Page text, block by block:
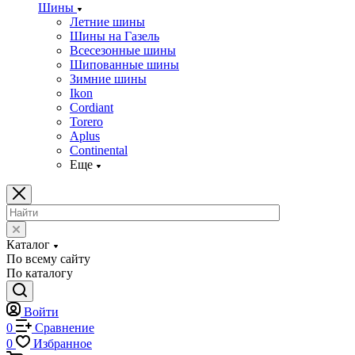
Шины
Летние шины
Шины на Газель
Всесезонные шины
Шипованные шины
Зимние шины
Ikon
Cordiant
Torero
Aplus
Continental
Еще
Каталог
По всему сайту
По каталогу
Войти
0
Сравнение
0
Избранное